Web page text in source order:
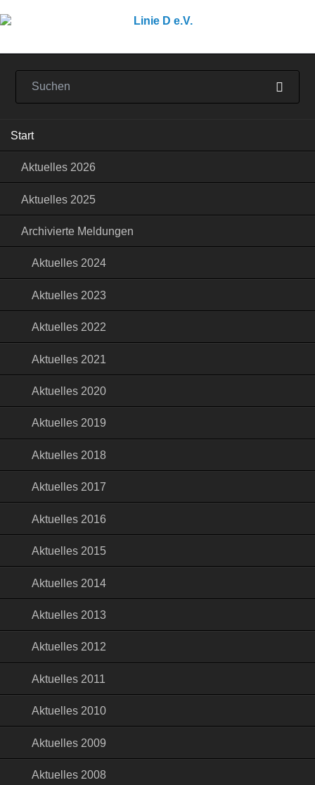
Start
Aktuelles 2026
Aktuelles 2025
Archivierte Meldungen
Aktuelles 2024
Aktuelles 2023
Aktuelles 2022
Aktuelles 2021
Aktuelles 2020
Aktuelles 2019
Aktuelles 2018
Aktuelles 2017
Aktuelles 2016
Aktuelles 2015
Aktuelles 2014
Aktuelles 2013
Aktuelles 2012
Aktuelles 2011
Aktuelles 2010
Aktuelles 2009
Aktuelles 2008